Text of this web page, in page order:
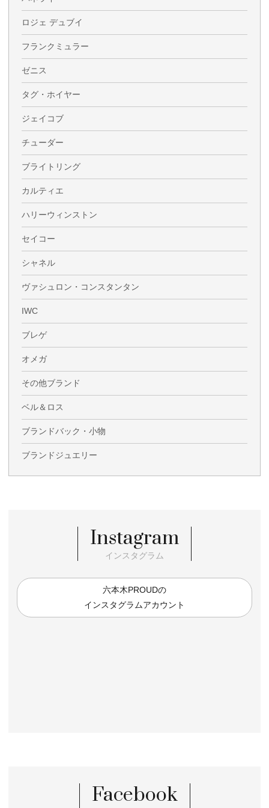
ロジェ デュブイ
フランクミュラー
ゼニス
タグ・ホイヤー
ジェイコブ
チューダー
ブライトリング
カルティエ
ハリーウィンストン
セイコー
シャネル
ヴァシュロン・コンスタンタン
IWC
ブレゲ
オメガ
その他ブランド
ベル＆ロス
ブランドバック・小物
ブランドジュエリー
Instagram
インスタグラム
六本木PROUDの
インスタグラムアカウント
Facebook